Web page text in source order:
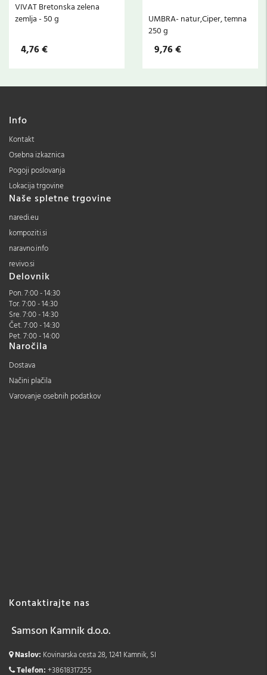
VIVAT Bretonska zelena
zemlja - 50 g
4,76 €
UMBRA- natur,Ciper, temna
250 g
9,76 €
Info
Kontakt
Osebna izkaznica
Pogoji poslovanja
Lokacija trgovine
Naše spletne trgovine
naredi.eu
kompoziti.si
naravno.info
revivo.si
Delovnik
Pon. 7:00 - 14:30
Tor. 7:00 - 14:30
Sre. 7:00 - 14:30
Čet. 7:00 - 14:30
Pet. 7:00 - 14:00
Naročila
Dostava
Načini plačila
Varovanje osebnih podatkov
Kontaktirajte nas
Samson Kamnik d.o.o.
Naslov: Kovinarska cesta 28, 1241 Kamnik, SI
Telefon:+38618317255